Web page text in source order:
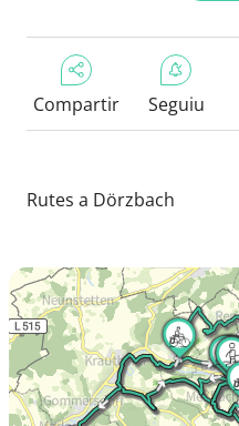
Compartir Seguiu
Rutes a Dörzbach